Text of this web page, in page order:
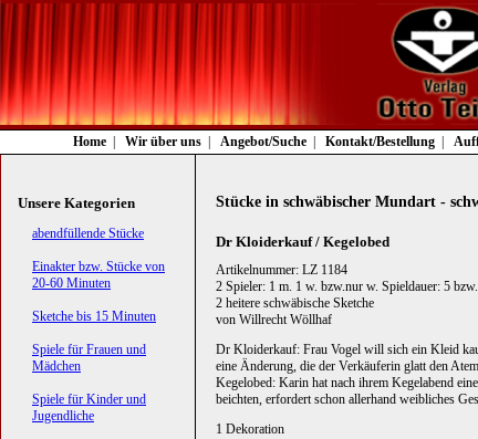
Navigation
überspringen
Home Wir über uns Angebot/Suche Kontakt/Bestellung
Stücke in schwäbischer Mundart -
Dr Kloiderkauf / Kegelobed
Artikelnummer: LZ 1184
2 Spieler: 1 m. 1 w. bzw.nur w. Spieldauer: 5
2 heitere schwäbische Sketche
von Willrecht Wöllhaf
Dr Kloiderkauf: Frau Vogel will sich ein Kleid
eine Änderung, die der Verkäuferin glatt den
Kegelobed: Karin hat nach ihrem Kegelabend
beichten, erfordert schon allerhand weibliches
1 Dekoration
Unsere Kategorien
Navigation
abendfüllende Stücke
Einakter bzw. Stücke von
20-60 Minuten
Sketche bis 15 Minuten
Spiele für Frauen und
Mädchen
Spiele für Kinder und
Jugendliche